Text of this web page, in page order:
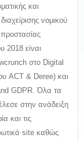
και
νομικού
2018 είναι
στο Digital
ACT & Deree) και
GDPR. Όλα τα
στην ανάδειξη
και τις
site καθώς